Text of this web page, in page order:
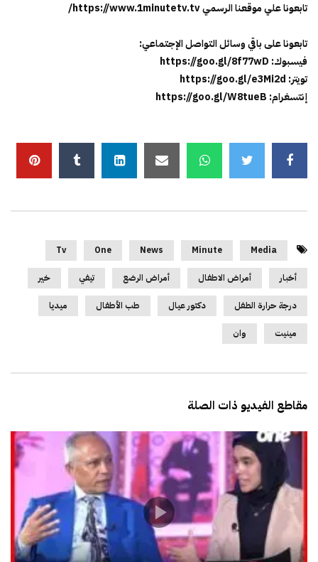
تابعونا علي موقعنا الرسمي https://www.1minutetv.tv/
تابعونا على باقي وسائل التواصل الإجتماعي:
فيسبوك: https://goo.gl/8f77wD
تويتر: https://goo.gl/e3Mi2d
إنتسغرام: https://goo.gl/W8tueB
Media
Minute
News
One
Tv
أخبار أمراض الاطفال أمراض الرضع تيفي خير
درجة حرارة الطفل دكتور عيال طب الأطفال ميديا
مينيت وان
مقاطع الفيديو ذات الصلة